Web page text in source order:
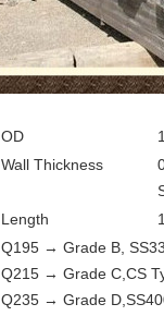
OD
Wall Thickness
Length
Q195 → Grade B,
Q215 → Grade C,CS
Q235 → Grade